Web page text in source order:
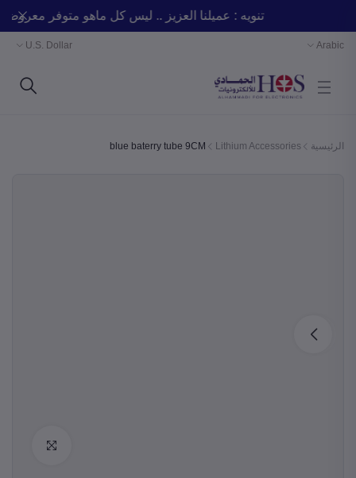
تنويه : عميلنا العزيز .. ليس كل ماهو متوفر
Arabic
U.S. Dollar
الرئيسية Lithium Accessories
blue baterry tube 9CM